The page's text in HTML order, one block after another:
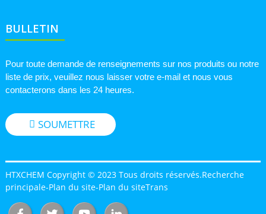
BULLETIN
Pour toute demande de renseignements sur nos produits ou notre
liste de prix, veuillez nous laisser votre e-mail et nous vous
contacterons dans les 24 heures.
SOUMETTRE
HTXCHEM Copyright © 2023 Tous droits réservés.Recherche
principale-Plan du site-Plan du siteTrans